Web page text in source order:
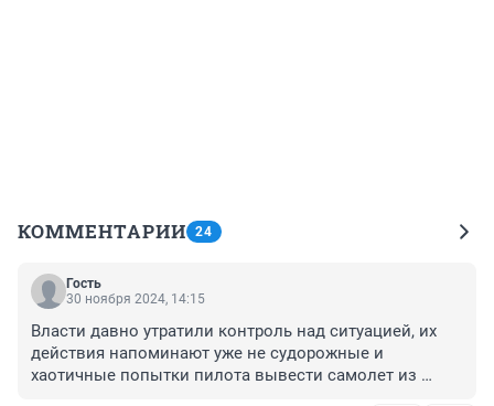
КОММЕНТАРИИ 24
Гость
30 ноября 2024, 14:15
Власти давно утратили контроль над ситуацией, их
действия напоминают уже не судорожные и
хаотичные попытки пилота вывести самолет из